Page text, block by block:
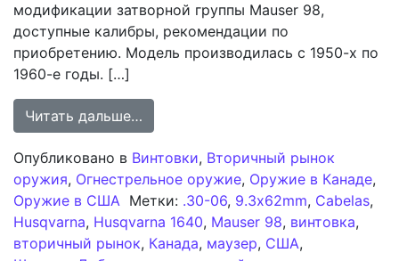
модификации затворной группы Mauser 98,
доступные калибры, рекомендации по
приобретению. Модель производилась с 1950-х по
1960-е годы. […]
Читать дальше…
Опубликовано в Винтовки, Вторичный рынок
оружия, Огнестрельное оружие, Оружие в Канаде,
Оружие в США Метки: .30-06, 9.3x62mm, Cabelas,
Husqvarna, Husqvarna 1640, Mauser 98, винтовка,
вторичный рынок, Канада, маузер, США,